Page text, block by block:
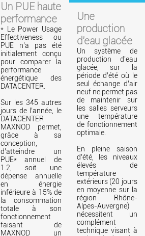
Un PUE haute
performance
* Le Power Usage
Effectiveness ou
PUE n’a pas été
initialement conçu
pour comparer la
performance
énergétique des
DATACENTER.
Sur les 345 autres
jours de l’année, le
DATACENTER
MAXNOD permet,
grâce à sa
conception,
d’atteindre un
PUE* annuel de
1.2, soit une
dépense annuelle
en énergie
inférieure à 15% de
la consommation
totale à son
fonctionnement
faisant de
MAXNOD un
Une
production
d'eau glacée
Un système de
production d’eau
glacée, sur la
période d’été où le
seul échange d’air
neuf ne permet pas
de maintenir sur
les salles serveurs
une température
de fonctionnement
optimale.
En pleine saison
d’été, les niveaux
élevés de
température
extérieurs (20 jours
en moyenne sur la
région Rhône-
Alpes-Auvergne)
nécessitent un
complément
technique visant à